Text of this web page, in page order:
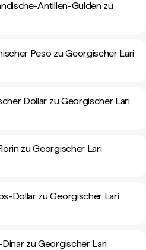
Antillen-Gulden zu
Peso zu Georgischer Lari
Dollar zu Georgischer Lari
zu Georgischer Lari
Dollar zu Georgischer Lari
zu Georgischer Lari